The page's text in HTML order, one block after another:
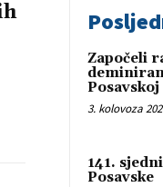
Započeli
Posavskoj
3. kolovoza
141.
Posavske